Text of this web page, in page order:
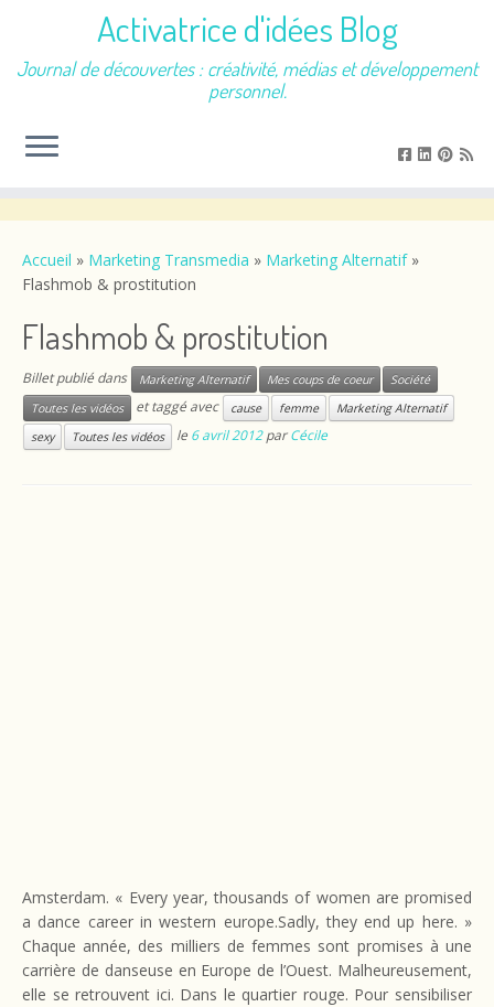
contenu
Activatrice d'idées Blog
Journal de découvertes : créativité, médias et développement
personnel.
Accueil » Marketing Transmedia » Marketing Alternatif »
Flashmob & prostitution
Flashmob & prostitution
Billet publié dans Marketing Alternatif Mes coups de coeur
Société
Toutes les vidéos
et taggé avec cause femme
Marketing Alternatif
sexy
Toutes les vidéos le 6 avril 2012 parCécile
Amsterdam. « Every year, thousands of women are promised
a dance career in western europe.Sadly, they end up here. »
Chaque année, des milliers de femmes sont promises à une
carrière de danseuse en Europe de l’Ouest. Malheureusement,
elle se retrouvent ici. Dans le quartier rouge. Pour sensibiliser